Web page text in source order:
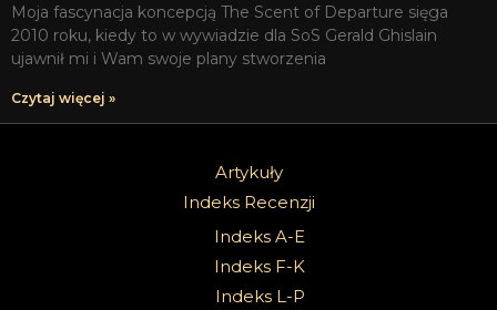
Moja fascynacja koncepcją The Scent of Departure sięga
2010 roku, kiedy to w wywiadzie dla SoS Gerald Ghislain
ujawnił mi i Wam swoje plany stworzenia
Czytaj więcej »
Artykuły
Indeks Recenzji
Indeks A-E
Indeks F-K
Indeks L-P